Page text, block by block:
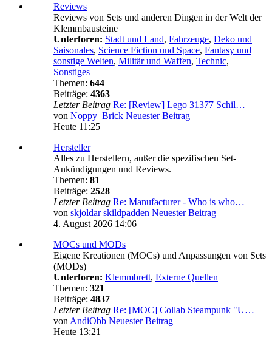
Reviews
Reviews von Sets und anderen Dingen in der Welt der
Klemmbausteine
Unterforen: Stadt und Land, Fahrzeuge, Deko und
Saisonales, Science Fiction und Space, Fantasy und
sonstige Welten, Militär und Waffen, Technic,
Sonstiges
Themen: 644
Beiträge: 4363
Letzter Beitrag Re: [Review] Lego 31377 Schil…
von Noppy_Brick Neuester Beitrag
Heute 11:25
Hersteller
Alles zu Herstellern, außer die spezifischen Set-
Ankündigungen und Reviews.
Themen: 81
Beiträge: 2528
Letzter Beitrag Re: Manufacturer - Who is who…
von skjoldar skildpadden Neuester Beitrag
4. August 2026 14:06
MOCs und MODs
Eigene Kreationen (MOCs) und Anpassungen von Sets
(MODs)
Unterforen: Klemmbrett, Externe Quellen
Themen: 321
Beiträge: 4837
Letzter Beitrag Re: [MOC] Collab Steampunk "U…
von AndiObb Neuester Beitrag
Heute 13:21